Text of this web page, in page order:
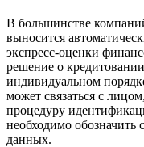
В большинстве
выносится
экспресс-оценки
решение о
индивидуальном
может связаться с
процедуру
необходимо обозначить
данных.